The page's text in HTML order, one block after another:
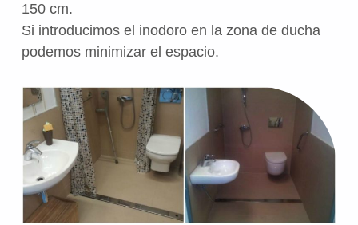
150 cm.
Si introducimos el inodoro en la zona de ducha
podemos minimizar el espacio.